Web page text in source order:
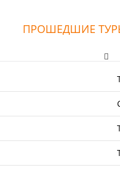
ПРОШЕДШИЕ